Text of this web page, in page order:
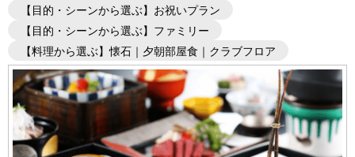
【目的・シーンから選ぶ】お祝いプラン
【目的・シーンから選ぶ】ファミリー
【料理から選ぶ】懐石｜夕朝部屋食｜クラブフロア